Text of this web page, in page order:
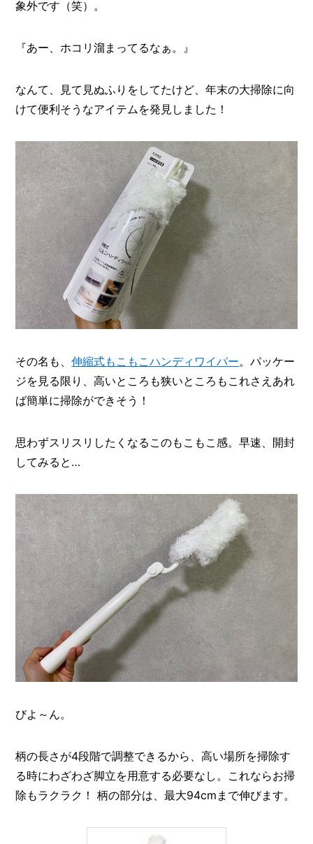
象外です（笑）。
『あー、ホコリ溜まってるなぁ。』
なんて、見て見ぬふりをしてたけど、年末の大掃除に向
けて便利そうなアイテムを発見しました！
その名も、伸縮式もこもこハンディワイパー。パッケー
ジを見る限り、高いところも狭いところもこれさえあれ
ば簡単に掃除ができそう！
思わずスリスリしたくなるこのもこもこ感。早速、開封
してみると…
びよ～ん。
柄の長さが4段階で調整できるから、高い場所を掃除す
る時にわざわざ脚立を用意する必要なし。これならお掃
除もラクラク！ 柄の部分は、最大94cmまで伸びます。